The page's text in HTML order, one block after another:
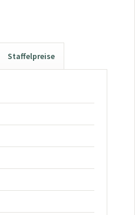
Staffelpreise